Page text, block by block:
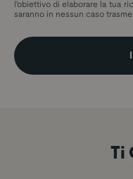
l'obiettivo di elaborare la tua
saranno in nessun caso
Ti